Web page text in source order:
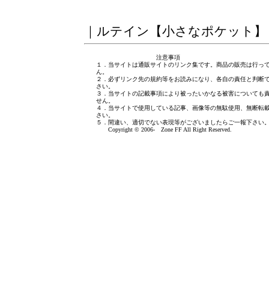
｜ ルテイン【小さなポケット】
注意事項
１．当サイトは通販サイトのリンク集です。商品の販売は行っ
ん。
２．必ずリンク先の規約等をお読みになり、各自の責任と判断
さい。
３．当サイトの記載事項により被ったいかなる被害についても
せん。
４．当サイトで使用している記事、画像等の無駄使用、無断転
さい。
５．間違い、適切でない表現等がございましたら ご一報下さい
Copyright © 2006- Zone FF All Right Reserved.